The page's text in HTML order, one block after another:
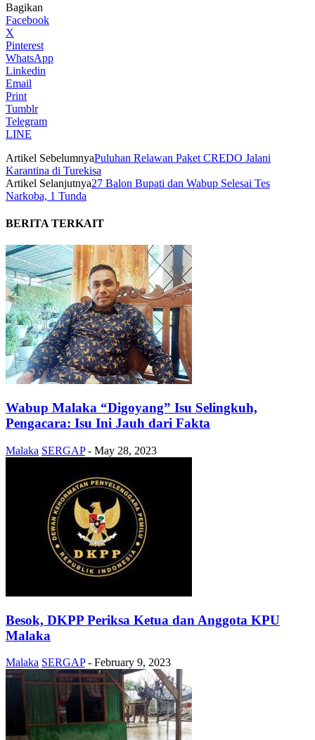
Bagikan
Facebook
X
Pinterest
WhatsApp
Linkedin
Email
Print
Tumblr
Telegram
LINE
Artikel SebelumnyaPuluhan Relawan Paket CREDO Jalani
Karantina di Turekisa
Artikel Selanjutnya27 Balon Bupati dan Wabup Selesai Tes
Narkoba, 1 Tunda
BERITA TERKAIT
Wabup Malaka “Digoyang” Isu Selingkuh,
Pengacara: Isu Ini Jauh dari Fakta
Malaka SERGAP - May 28, 2023
Besok, DKPP Periksa Ketua dan Anggota KPU
Malaka
Malaka SERGAP - February 9, 2023